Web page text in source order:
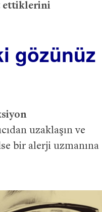
ettiklerini
gözünüz
uzaklaşın ve
bir alerji uzmanına